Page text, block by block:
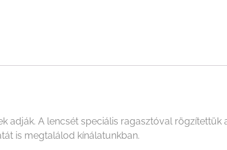
A lencsét speciális ragasztóval rögzítettük
is megtalálod kínálatunkban.